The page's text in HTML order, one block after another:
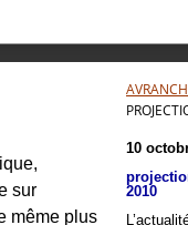
sur
même plus
10
2010